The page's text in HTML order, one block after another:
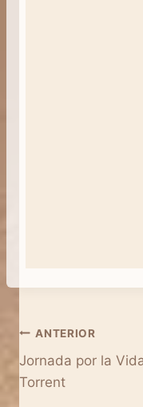
Navegación
de
ANTERIOR
Jornada por la
Torrent